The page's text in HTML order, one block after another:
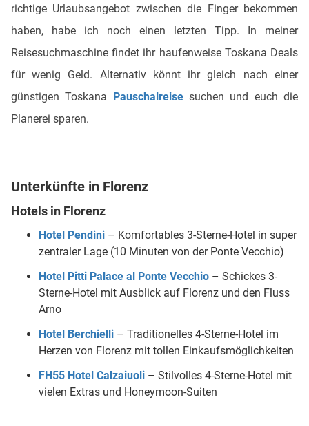
richtige Urlaubsangebot zwischen die Finger bekommen
haben, habe ich noch einen letzten Tipp. In meiner
Reisesuchmaschine findet ihr haufenweise Toskana Deals
für wenig Geld. Alternativ könnt ihr gleich nach einer
günstigen Toskana Pauschalreisesuchen und euch die
Planerei sparen.
Unterkünfte in Florenz
Hotels in Florenz
Hotel Pendini – Komfortables 3-Sterne-Hotel in super
zentraler Lage (10 Minuten von der Ponte Vecchio)
Hotel Pitti Palace al Ponte Vecchio – Schickes 3-
Sterne-Hotel mit Ausblick auf Florenz und den Fluss
Arno
Hotel Berchielli – Traditionelles 4-Sterne-Hotel im
Herzen von Florenz mit tollen Einkaufsmöglichkeiten
FH55 Hotel Calzaiuoli – Stilvolles 4-Sterne-Hotel mit
vielen Extras und Honeymoon-Suiten